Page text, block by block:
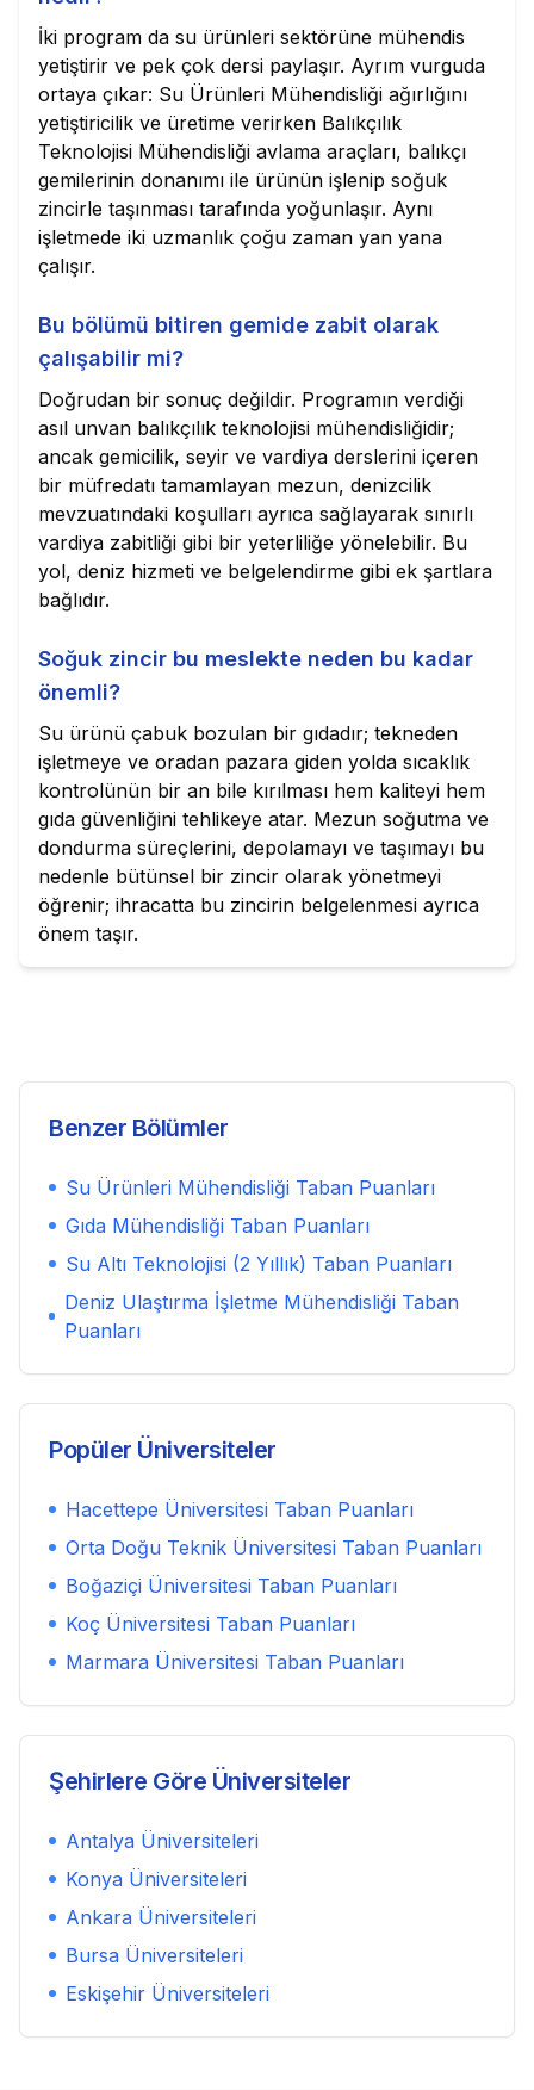
İki program da su ürünleri sektörüne mühendis
yetiştirir ve pek çok dersi paylaşır. Ayrım vurguda
ortaya çıkar: Su Ürünleri Mühendisliği ağırlığını
yetiştiricilik ve üretime verirken Balıkçılık
Teknolojisi Mühendisliği avlama araçları, balıkçı
gemilerinin donanımı ile ürünün işlenip soğuk
zincirle taşınması tarafında yoğunlaşır. Aynı
işletmede iki uzmanlık çoğu zaman yan yana
çalışır.
Bu bölümü bitiren gemide zabit olarak
çalışabilir mi?
Doğrudan bir sonuç değildir. Programın verdiği
asıl unvan balıkçılık teknolojisi mühendisliğidir;
ancak gemicilik, seyir ve vardiya derslerini içeren
bir müfredatı tamamlayan mezun, denizcilik
mevzuatındaki koşulları ayrıca sağlayarak sınırlı
vardiya zabitliği gibi bir yeterliliğe yönelebilir. Bu
yol, deniz hizmeti ve belgelendirme gibi ek şartlara
bağlıdır.
Soğuk zincir bu meslekte neden bu kadar
önemli?
Su ürünü çabuk bozulan bir gıdadır; tekneden
işletmeye ve oradan pazara giden yolda sıcaklık
kontrolünün bir an bile kırılması hem kaliteyi hem
gıda güvenliğini tehlikeye atar. Mezun soğutma ve
dondurma süreçlerini, depolamayı ve taşımayı bu
nedenle bütünsel bir zincir olarak yönetmeyi
öğrenir; ihracatta bu zincirin belgelenmesi ayrıca
önem taşır.
Benzer Bölümler
Su Ürünleri Mühendisliği Taban Puanları
Gıda Mühendisliği Taban Puanları
Su Altı Teknolojisi (2 Yıllık) Taban Puanları
Deniz Ulaştırma İşletme Mühendisliği Taban
Puanları
Popüler Üniversiteler
Hacettepe Üniversitesi Taban Puanları
Orta Doğu Teknik Üniversitesi Taban Puanları
Boğaziçi Üniversitesi Taban Puanları
Koç Üniversitesi Taban Puanları
Marmara Üniversitesi Taban Puanları
Şehirlere Göre Üniversiteler
Antalya Üniversiteleri
Konya Üniversiteleri
Ankara Üniversiteleri
Bursa Üniversiteleri
Eskişehir Üniversiteleri